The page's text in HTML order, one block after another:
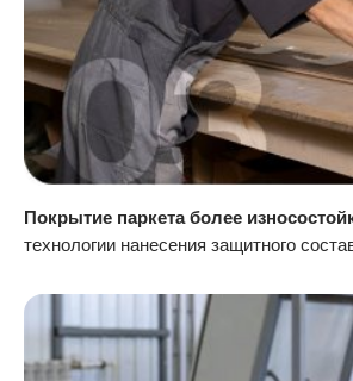
Покрытие паркета более
технологии нанесения защитного